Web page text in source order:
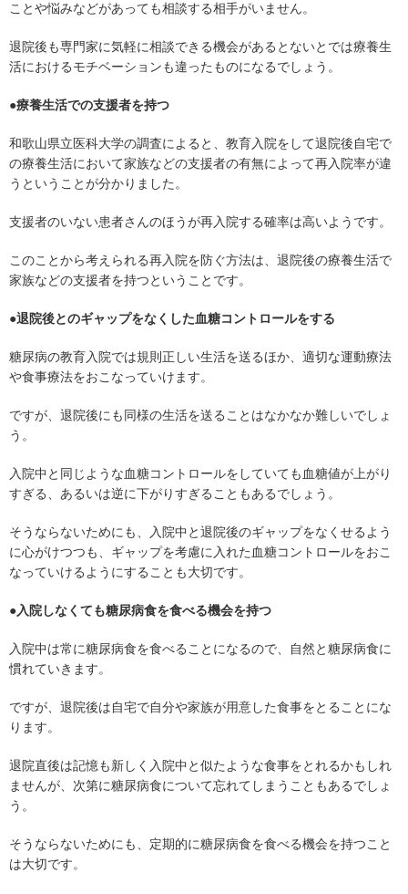
ことや悩みなどがあっても相談する相手がいません。
退院後も専門家に気軽に相談できる機会があるとないとでは療養生
活におけるモチベーションも違ったものになるでしょう。
●療養生活での支援者を持つ
和歌山県立医科大学の調査によると、教育入院をして退院後自宅で
の療養生活において家族などの支援者の有無によって再入院率が違
うということが分かりました。
支援者のいない患者さんのほうが再入院する確率は高いようです。
このことから考えられる再入院を防ぐ方法は、退院後の療養生活で
家族などの支援者を持つということです。
●退院後とのギャップをなくした血糖コントロールをする
糖尿病の教育入院では規則正しい生活を送るほか、適切な運動療法
や食事療法をおこなっていけます。
ですが、退院後にも同様の生活を送ることはなかなか難しいでしょ
う。
入院中と同じような血糖コントロールをしていても血糖値が上がり
すぎる、あるいは逆に下がりすぎることもあるでしょう。
そうならないためにも、入院中と退院後のギャップをなくせるよう
に心がけつつも、ギャップを考慮に入れた血糖コントロールをおこ
なっていけるようにすることも大切です。
●入院しなくても糖尿病食を食べる機会を持つ
入院中は常に糖尿病食を食べることになるので、自然と糖尿病食に
慣れていきます。
ですが、退院後は自宅で自分や家族が用意した食事をとることにな
ります。
退院直後は記憶も新しく入院中と似たような食事をとれるかもしれ
ませんが、次第に糖尿病食について忘れてしまうこともあるでしょ
う。
そうならないためにも、定期的に糖尿病食を食べる機会を持つこと
は大切です。